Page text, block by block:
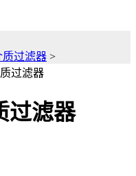
质过滤器 >
过滤器